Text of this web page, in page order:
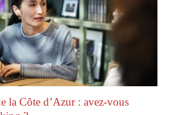
la Côte d’Azur : avez-vous